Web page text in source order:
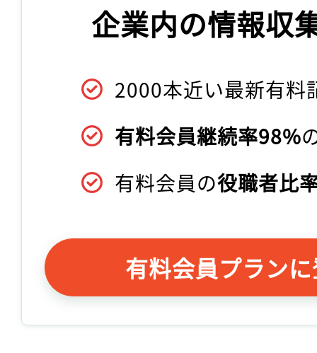
企業内の情報収
2000本近い最新有料
有料会員継続率98%
有料会員の役職者比
有料会員プラン